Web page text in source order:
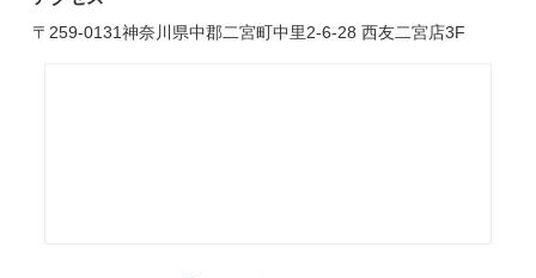
〒259-0131神奈川県中郡二宮町中里2-6-28 西友二宮店3F